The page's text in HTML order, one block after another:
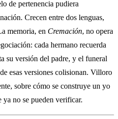
de pertenencia pudiera
Crecen entre dos lenguas,
memoria, en Cremación, no opera
cada hermano recuerda
su versión del padre, y el funeral
esas versiones colisionan. Villoro
sobre cómo se construye un yo
ya no se pueden verificar.